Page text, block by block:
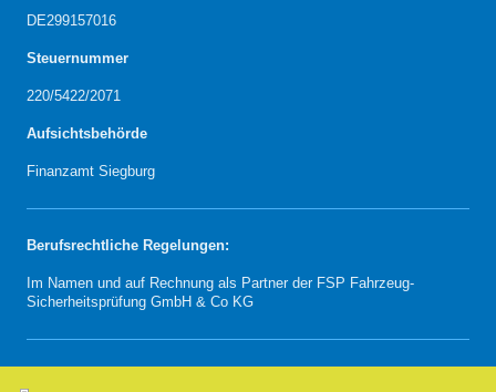
DE299157016
Steuernummer
220/5422/2071
Aufsichtsbehörde
Finanzamt Siegburg
Berufsrechtliche Regelungen:
Im Namen und auf Rechnung als Partner der FSP Fahrzeug-
Sicherheitsprüfung GmbH & Co KG